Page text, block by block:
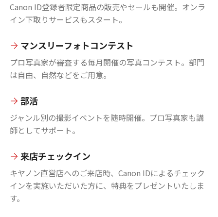
Canon ID登録者限定商品の販売やセールも開催。オンラ
イン下取りサービスもスタート。
マンスリーフォトコンテスト
プロ写真家が審査する毎月開催の写真コンテスト。部門
は自由、自然などをご用意。
部活
ジャンル別の撮影イベントを随時開催。プロ写真家も講
師としてサポート。
来店チェックイン
キヤノン直営店へのご来店時、Canon IDによるチェック
インを実施いただいた方に、特典をプレゼントいたしま
す。